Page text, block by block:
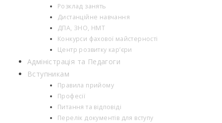
Розклад занять
Дистанційне навчання
ДПА, ЗНО, НМТ
Конкурси фахової майстерності
Центр розвитку кар’єри
Адміністрація та Педагоги
Вступникам
Правила прийому
Професії
Питання та відповіді
Перелік документів для вступу